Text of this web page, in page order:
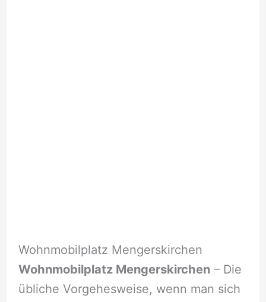
Wohnmobilplatz Mengerskirchen
Wohnmobilplatz Mengerskirchen– Die
übliche Vorgehesweise, wenn man sich